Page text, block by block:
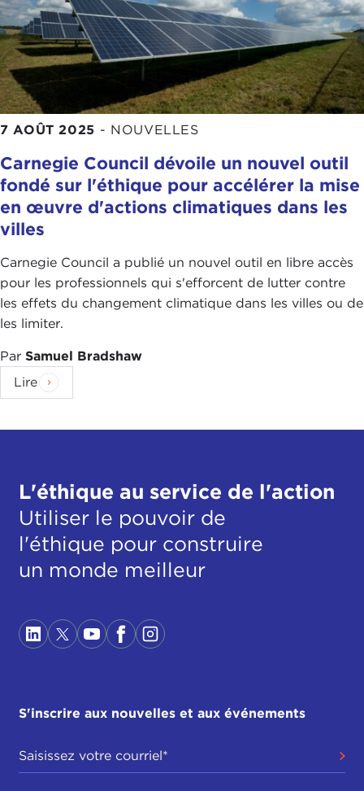
7 AOÛT 2025 - NOUVELLES
Carnegie Council dévoile un nouvel outil
fondé sur l'éthique pour accélérer la mise
en œuvre d'actions climatiques dans les
villes
Carnegie Council a publié un nouvel outil en libre accès
pour les professionnels qui s'efforcent de lutter contre
les effets du changement climatique dans les villes ou de
les limiter.
Par Samuel Bradshaw
Lire
L'éthique au service de l'action
Utiliser le pouvoir de
l'éthique pour construire
un monde meilleur
S'inscrire aux nouvelles et aux événements